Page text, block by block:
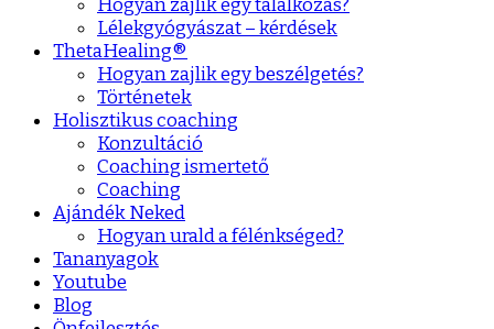
Hogyan zajlik egy találkozás?
Lélekgyógyászat – kérdések
ThetaHealing®
Hogyan zajlik egy beszélgetés?
Történetek
Holisztikus coaching
Konzultáció
Coaching ismertető
Coaching
Ajándék Neked
Hogyan urald a félénkséged?
Tananyagok
Youtube
Blog